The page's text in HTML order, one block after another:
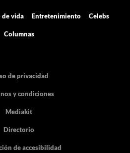
de vida Entretenimiento Celebs
Columnas
de privacidad
y condiciones
Mediakit
Directorio
de accesibilidad